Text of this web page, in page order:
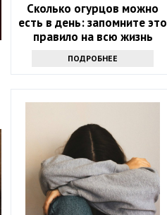
Сколько огурцов можно
есть в день: запомните это
правило на всю жизнь
ПОДРОБНЕЕ